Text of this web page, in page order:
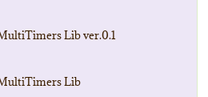
Lib ver.0.1
Lib